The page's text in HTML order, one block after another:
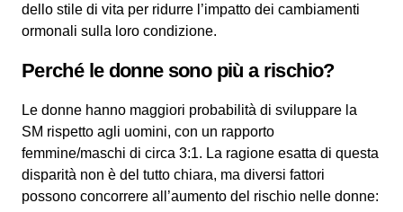
dello stile di vita per ridurre l’impatto dei cambiamenti
ormonali sulla loro condizione.
Perché le donne sono più a rischio?
Le donne hanno maggiori probabilità di sviluppare la
SM rispetto agli uomini, con un rapporto
femmine/maschi di circa 3:1. La ragione esatta di questa
disparità non è del tutto chiara, ma diversi fattori
possono concorrere all’aumento del rischio nelle donne: